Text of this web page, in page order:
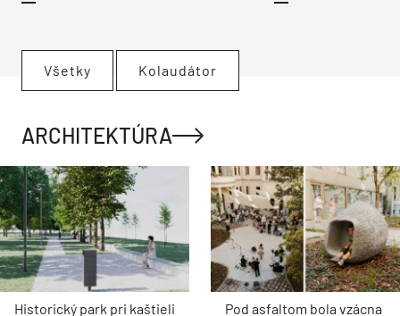
Všetky Kolaudátor
ARCHITEKTÚRA
Historický park pri kaštieli
Pod asfaltom bola vzácna